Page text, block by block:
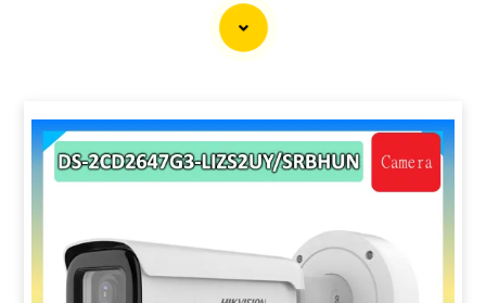
phép người dùng thấu hiểu từng chi tiết với âm thanh
sống động. Sự kết hợp hoàn hảo giữa hình ảnh và âm
tài sản. Đánh thức mọi giác quan với camera thông
minh này, đồng hành đáng tin cậy để bảo vệ ngôi nhà
và doanh nghiệp của bạn."